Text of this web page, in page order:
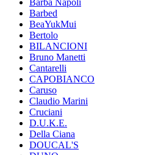
Barba Napoli
Barbed
BeaYukMui
Bertolo
BILANCIONI
Bruno Manetti
Cantarelli
CAPOBIANCO
Caruso
Claudio Marini
Cruciani
D.U.K.E.
Della Ciana
DOUCAL'S